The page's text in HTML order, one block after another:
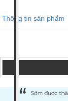
Thông tin sản phẩm
Sớm được